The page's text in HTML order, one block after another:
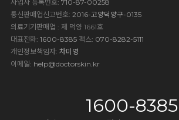
사업자 등록번호: 710-87-00258
통신판매업신고번호: 2016-고양덕양구-0135
의료기기판매업 : 제 덕양 1661호
대표전화: 1600-8385 팩스: 070-8282-5111
개인정보책임자: 차미영
이메일: help@doctorskin.kr
1600-8385